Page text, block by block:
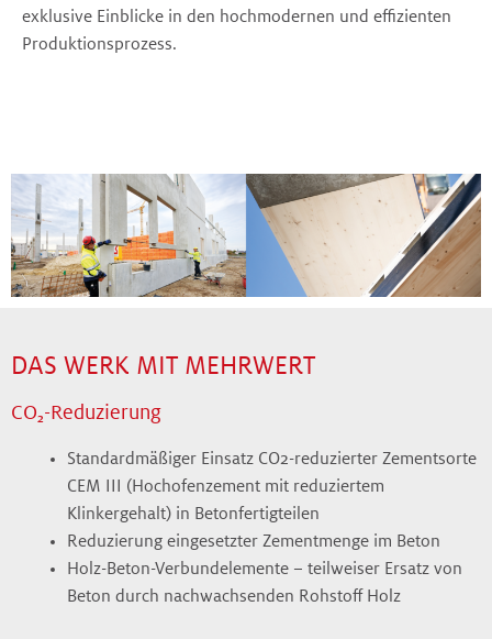
exklusive Einblicke in den hochmodernen und effizienten
Produktionsprozess.
DAS WERK MIT MEHRWERT
CO₂-Reduzierung
Standardmäßiger Einsatz CO2-reduzierter Zementsorte
CEM III (Hochofenzement mit reduziertem
Klinkergehalt) in Betonfertigteilen
Reduzierung eingesetzter Zementmenge im Beton
Holz-Beton-Verbundelemente – teilweiser Ersatz von
Beton durch nachwachsenden Rohstoff Holz